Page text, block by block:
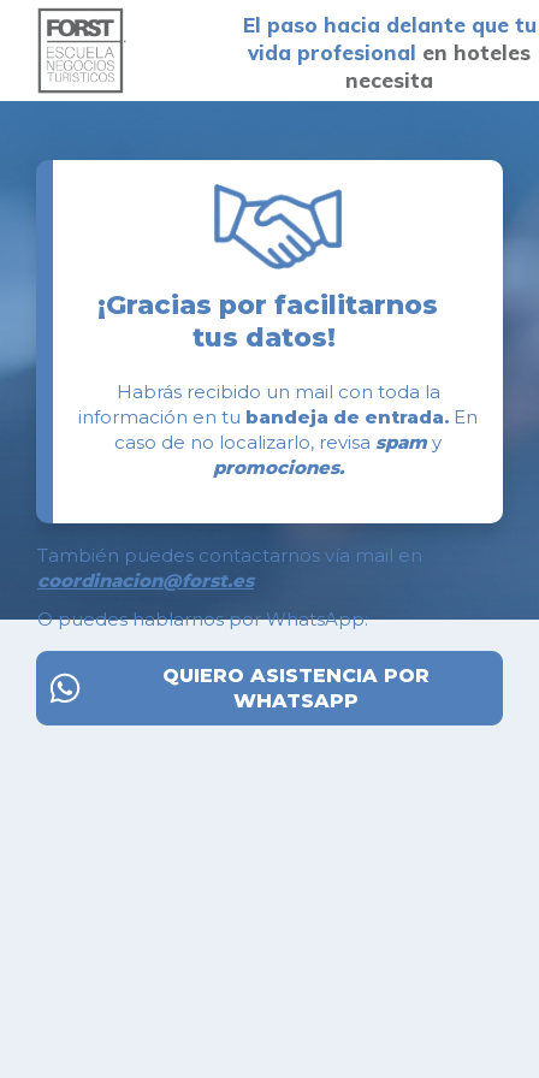
El paso hacia delante que tu
vida profesional en hoteles
necesita
¡Gracias por facilitarnos
tus datos!
Habrás recibido un mail con toda la
información en tu bandeja de entrada. En
caso de no localizarlo, revisa spam y
promociones.
También puedes contactarnos vía mail en
coordinacion@forst.es
O puedes hablarnos por WhatsApp:
QUIERO ASISTENCIA POR
WHATSAPP